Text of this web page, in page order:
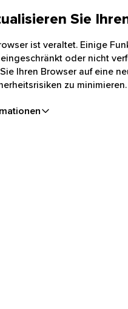
Sie
ist veraltet. Einige
oder nicht
Ihren Browser auf eine
zu minimieren.